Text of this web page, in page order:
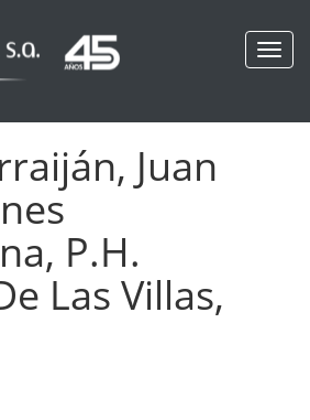
Juan
P.H.
Las Villas,